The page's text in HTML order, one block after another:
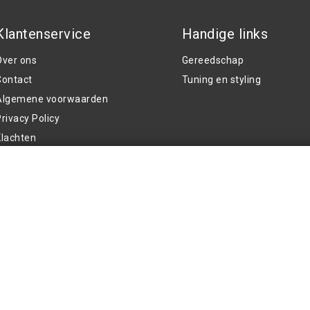
ons
voorwaarden
Policy
Handige links
Gereedschap
Tuning en styling